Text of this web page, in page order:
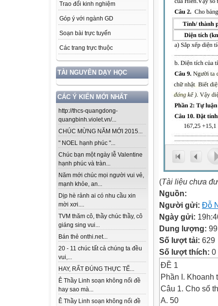
Trao đổi kinh nghiệm
Góp ý với ngành GD
Soạn bài trực tuyến
Các trang trực thuộc
TÀI NGUYÊN DẠY HỌC
CÁC Ý KIẾN MỚI NHẤT
http://thcs-quangdong-
quangbinh.violet.vn/...
CHÚC MỪNG NĂM MỚI 2015...
" NOEL hạnh phúc "...
Chúc bạn một ngày lễ Valentine
hạnh phúc và tràn...
Năm mới chúc mọi người vui vẻ,
mạnh khỏe, an...
Dịp hè rảnh ai có nhu cầu xin
mời xơi....
TVM thăm cô, thầy chúc thầy, cô
giáng sing vui...
Bán thẻ onthi.net...
20 - 11 chúc tất cả chúng ta đều
vui,...
HAY, RẤT ĐÚNG THỰC TẾ...
Ê Thầy Linh soạn không nổi đề
hay sao mà...
Ê Thầy Linh soạn không nổi đề
(Tài liệu chưa
Nguồn:
Người gửi: Đỗ
Ngày gửi:
Dung lượng:
Số lượt tải: 629
Số lượt thích: 0
ĐỀ 1
Phần I. Khoanh
Câu 1. Cho số
A. 50